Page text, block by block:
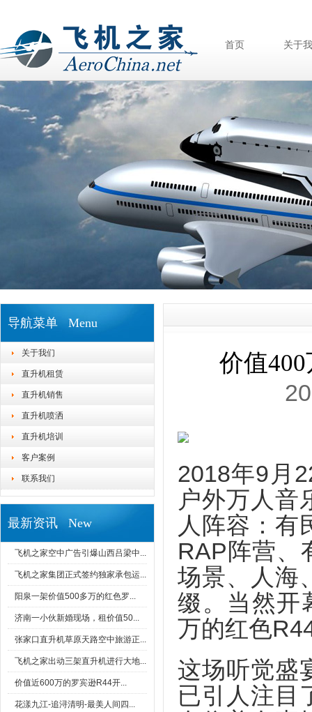
首页 关于
导航菜单 Menu
关于我们
直升机租赁
直升机销售
直升机喷洒
直升机培训
客户案例
联系我们
最新资讯 New
飞机之家空中广告引爆山西吕梁中...
飞机之家集团正式签约独家承包运...
阳泉一架价值500多万的红色罗...
济南一小伙新婚现场，租价值50...
张家口直升机草原天路空中旅游正...
飞机之家出动三架直升机进行大地...
价值近600万的罗宾逊R44开...
花漾九江-追浔清明-最美人间四...
价值
2018年9月
户外万人音
人阵容：有
RAP阵营、
场景、人海
缀。当然开
万的红色
这场听觉盛
已引人注目